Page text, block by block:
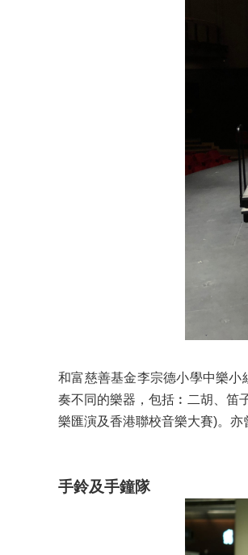
和富慈善基金李宗德小學中樂
奏不同的樂器，包括︰二胡、笛
樂匯演及香港聯校音樂大賽)。亦
手鈴及手鐘隊